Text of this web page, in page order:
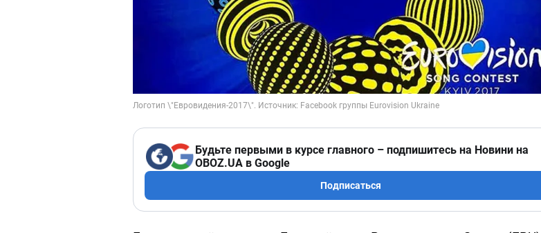
Будьте первыми в курсе главного – подпишитесь на Новини на
OBOZ.UA в Google
Подписаться